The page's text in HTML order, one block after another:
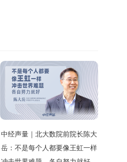
中经声量｜北大数院前院长陈大
岳：不是每个人都要像王虹一样